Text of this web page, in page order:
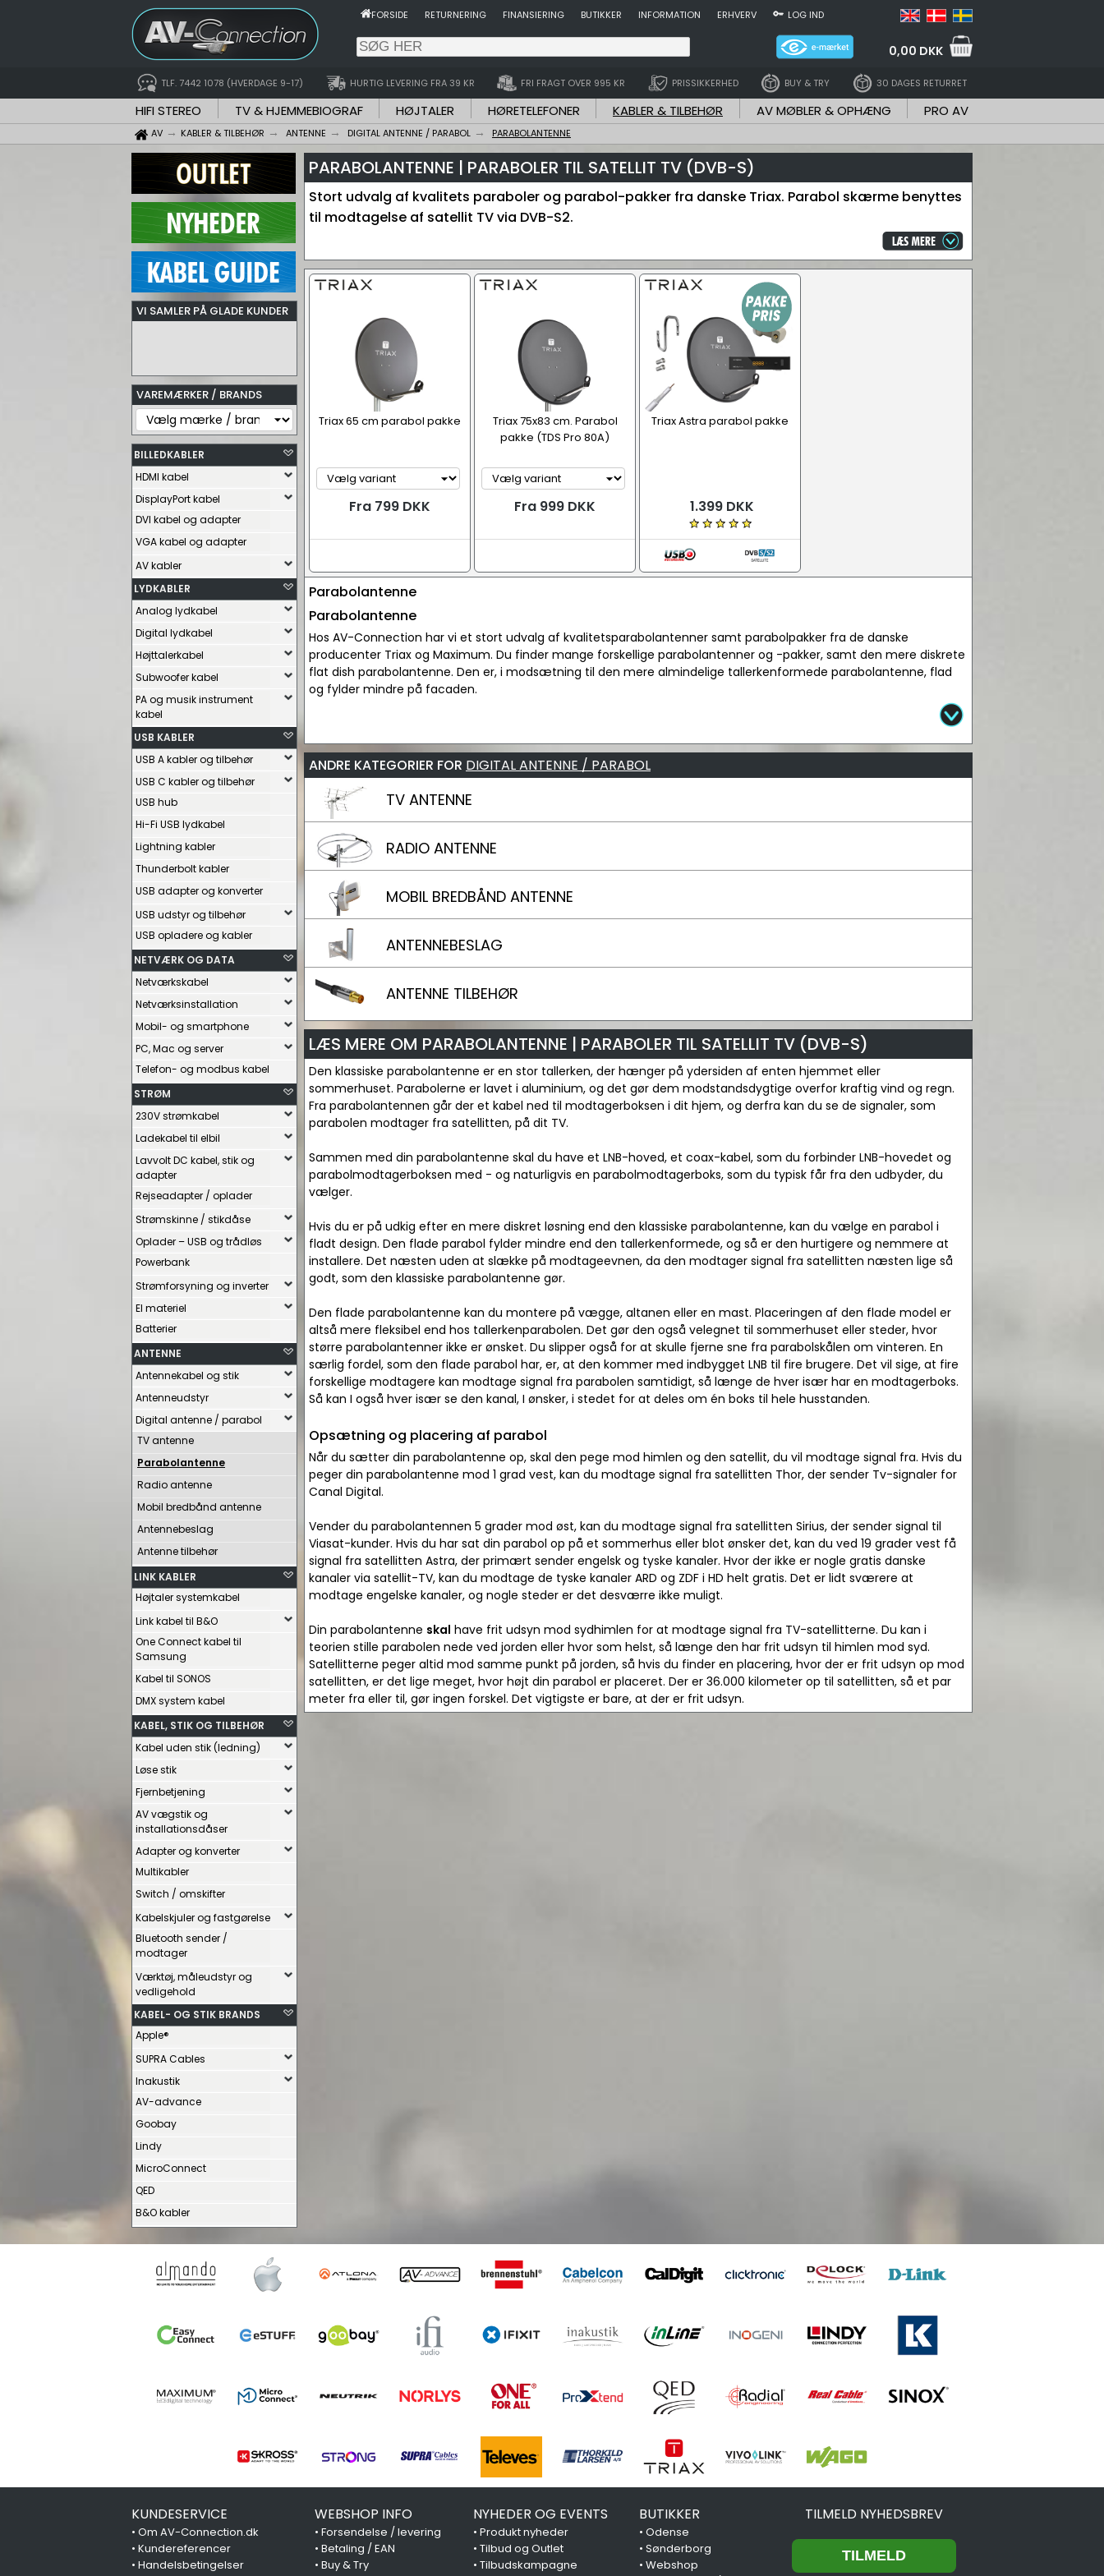
FORSIDE RETURNERING FINANSIERING BUTIKKER INFORMATION ERHVERV LOG IND
0,00 DKK
TLF. 7442 1078 (HVERDAGE 9-17) HURTIG LEVERING FRA 39 KR FRI FRAGT OVER 995 KR PRISSIKKERHED BUY & TRY 30 DAGES RETURRET
HIFI STEREO TV & HJEMMEBIOGRAF HØJTALER HØRETELEFONER KABLER & TILBEHØR AV MØBLER & OPHÆNG PRO AV
AV KABLER & TILBEHØR ANTENNE DIGITAL ANTENNE / PARABOL PARABOLANTENNE
VI SAMLER PÅ GLADE KUNDER
VAREMÆRKER / BRANDS
BILLEDKABLER
HDMI kabel
DisplayPort kabel
DVI kabel og adapter
VGA kabel og adapter
AV kabler
LYDKABLER
Analog lydkabel
Digital lydkabel
Højttalerkabel
Subwoofer kabel
PA og musik instrument
kabel
USB KABLER
USB A kabler og tilbehør
USB C kabler og tilbehør
USB hub
Hi-Fi USB lydkabel
Lightning kabler
Thunderbolt kabler
USB adapter og konverter
USB udstyr og tilbehør
USB opladere og kabler
NETVÆRK OG DATA
Netværkskabel
Netværksinstallation
Mobil- og smartphone
PC, Mac og server
Telefon- og modbus kabel
STRØM
230V strømkabel
Ladekabel til elbil
Lavvolt DC kabel, stik og
adapter
Rejseadapter / oplader
Strømskinne / stikdåse
Oplader – USB og trådløs
Powerbank
Strømforsyning og inverter
El materiel
Batterier
ANTENNE
Antennekabel og stik
Antenneudstyr
Digital antenne / parabol
TV antenne
Parabolantenne
Radio antenne
Mobil bredbånd antenne
Antennebeslag
Antenne tilbehør
LINK KABLER
Højtaler systemkabel
Link kabel til B&O
One Connect kabel til
Samsung
Kabel til SONOS
DMX system kabel
KABEL, STIK OG TILBEHØR
Kabel uden stik (ledning)
Løse stik
Fjernbetjening
AV vægstik og
installationsdåser
Adapter og konverter
Multikabler
Switch / omskifter
Kabelskjuler og fastgørelse
Bluetooth sender /
modtager
Værktøj, måleudstyr og
vedligehold
KABEL- OG STIK BRANDS
Apple®
SUPRA Cables
Inakustik
AV-advance
Goobay
Lindy
MicroConnect
QED
B&O kabler
PARABOLANTENNE | PARABOLER TIL SATELLIT TV (DVB-S)
Stort udvalg af kvalitets paraboler og parabol-pakker fra danske Triax. Parabol skærme benyttes
til modtagelse af satellit TV via DVB-S2.
Triax 65 cm parabol pakke
Fra 799 DKK
Triax 75x83 cm. Parabol
pakke (TDS Pro 80A)
Fra 999 DKK
Triax Astra parabol pakke
1.399 DKK
Parabolantenne
Parabolantenne
Hos AV-Connection har vi et stort udvalg af kvalitetsparabolantenner samt parabolpakker fra de danske
producenter Triax og Maximum. Du finder mange forskellige parabolantenner og -pakker, samt den mere diskrete
flat dish parabolantenne. Den er, i modsætning til den mere almindelige tallerkenformede parabolantenne, flad
og fylder mindre på facaden.
ANDRE KATEGORIER FOR DIGITAL ANTENNE / PARABOL
TV ANTENNE
RADIO ANTENNE
MOBIL BREDBÅND ANTENNE
ANTENNEBESLAG
ANTENNE TILBEHØR
LÆS MERE OM PARABOLANTENNE | PARABOLER TIL SATELLIT TV (DVB-S)
Den klassiske parabolantenne er en stor tallerken, der hænger på ydersiden af enten hjemmet eller
sommerhuset. Parabolerne er lavet i aluminium, og det gør dem modstandsdygtige overfor kraftig vind og regn.
Fra parabolantennen går der et kabel ned til modtagerboksen i dit hjem, og derfra kan du se de signaler, som
parabolen modtager fra satellitten, på dit TV.
Sammen med din parabolantenne skal du have et LNB-hoved, et coax-kabel, som du forbinder LNB-hovedet og
parabolmodtagerboksen med - og naturligvis en parabolmodtagerboks, som du typisk får fra den udbyder, du
vælger.
Hvis du er på udkig efter en mere diskret løsning end den klassiske parabolantenne, kan du vælge en parabol i
fladt design. Den flade parabol fylder mindre end den tallerkenformede, og så er den hurtigere og nemmere at
installere. Det næsten uden at slække på modtageevnen, da den modtager signal fra satellitten næsten lige så
godt, som den klassiske parabolantenne gør.
Den flade parabolantenne kan du montere på vægge, altanen eller en mast. Placeringen af den flade model er
altså mere fleksibel end hos tallerkenparabolen. Det gør den også velegnet til sommerhuset eller steder, hvor
større parabolantenner ikke er ønsket. Du slipper også for at skulle fjerne sne fra parabolskålen om vinteren. En
særlig fordel, som den flade parabol har, er, at den kommer med indbygget LNB til fire brugere. Det vil sige, at fire
forskellige modtagere kan modtage signal fra parabolen samtidigt, så længe de hver især har en modtagerboks.
Så kan I også hver især se den kanal, I ønsker, i stedet for at deles om én boks til hele husstanden.
Opsætning og placering af parabol
Når du sætter din parabolantenne op, skal den pege mod himlen og den satellit, du vil modtage signal fra. Hvis du
peger din parabolantenne mod 1 grad vest, kan du modtage signal fra satellitten Thor, der sender Tv-signaler for
Canal Digital.
Vender du parabolantennen 5 grader mod øst, kan du modtage signal fra satellitten Sirius, der sender signal til
Viasat-kunder. Hvis du har sat din parabol op på et sommerhus eller blot ønsker det, kan du ved 19 grader vest få
signal fra satellitten Astra, der primært sender engelsk og tyske kanaler. Hvor der ikke er nogle gratis danske
kanaler via satellit-TV, kan du modtage de tyske kanaler ARD og ZDF i HD helt gratis. Det er lidt sværere at
modtage engelske kanaler, og nogle steder er det desværre ikke muligt.
Din parabolantenne skal have frit udsyn mod sydhimlen for at modtage signal fra TV-satellitterne. Du kan i
teorien stille parabolen nede ved jorden eller hvor som helst, så længe den har frit udsyn til himlen mod syd.
Satellitterne peger altid mod samme punkt på jorden, så hvis du finder en placering, hvor der er frit udsyn op mod
satellitten, er det lige meget, hvor højt din parabol er placeret. Der er 36.000 kilometer op til satellitten, så et par
meter fra eller til, gør ingen forskel. Det vigtigste er bare, at der er frit udsyn.
KUNDESERVICE
• Om AV-Connection.dk
• Kundereferencer
• Handelsbetingelser
WEBSHOP INFO
• Forsendelse / levering
• Betaling / EAN
• Buy & Try
NYHEDER OG EVENTS
• Produkt nyheder
• Tilbud og Outlet
• Tilbudskampagne
BUTIKKER
•Odense
•Sønderborg
•Webshop
TILMELD NYHEDSBREV